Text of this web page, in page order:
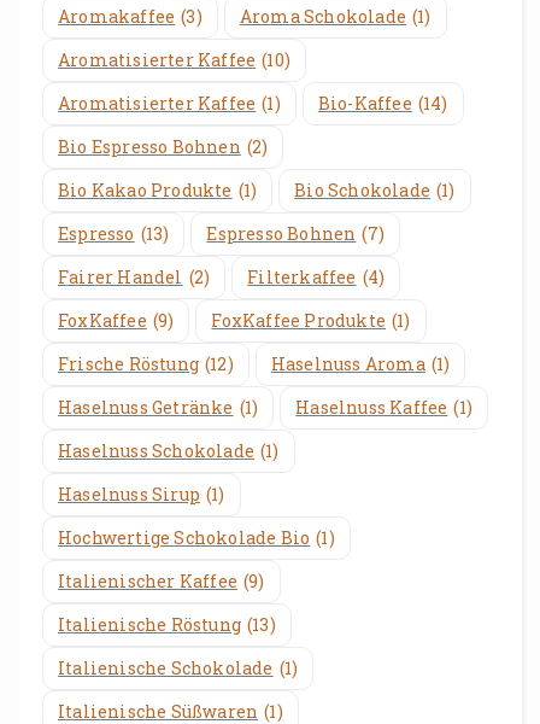
Aromakaffee (3) Aroma Schokolade (1)
Aromatisierter Kaffee (10)
Aromatisierter Kaffee (1) Bio-Kaffee (14)
Bio Espresso Bohnen (2)
Bio Kakao Produkte (1) Bio Schokolade (1)
Espresso (13) Espresso Bohnen (7)
Fairer Handel (2) Filterkaffee (4)
FoxKaffee (9) FoxKaffee Produkte (1)
Frische Röstung (12) Haselnuss Aroma (1)
Haselnuss Getränke (1) Haselnuss Kaffee (1)
Haselnuss Schokolade (1)
Haselnuss Sirup (1)
Hochwertige Schokolade Bio (1)
Italienischer Kaffee (9)
Italienische Röstung (13)
Italienische Schokolade (1)
Italienische Süßwaren (1)